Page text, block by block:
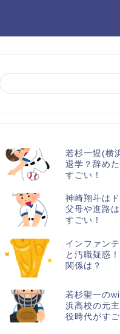
若杉一惺(横
退学？辞め
すごい！
神崎翔斗は
父母や進路
すごい！
インファン
と汚職疑惑
関係は？
若杉聖一の
浜高校の元
役時代がすご